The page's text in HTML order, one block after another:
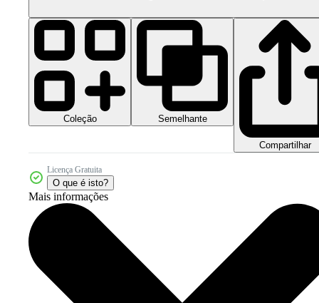
Coleção Semelhante
Compartilhar
Licença Gratuita
O que é isto?
Mais informações